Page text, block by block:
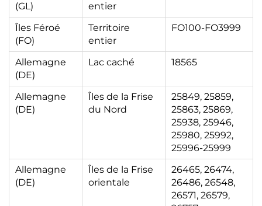
(GL)
entier
Îles Féroé
(FO)
Territoire
entier
FO100-FO3999
Allemagne
(DE)
Lac caché 18565
Allemagne
(DE)
Îles de la Frise
du Nord
25849, 25859,
25863, 25869,
25938, 25946,
25980, 25992,
25996-25999
Allemagne
(DE)
Îles de la Frise
orientale
26465, 26474,
26486, 26548,
26571, 26579,